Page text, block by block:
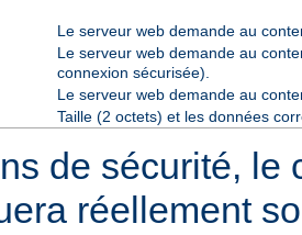
Le serveur web demande au
Le serveur web demande au
connexion sécurisée).
Le serveur web demande au
Taille (2 octets) et les données
de sécurité, le
réellement